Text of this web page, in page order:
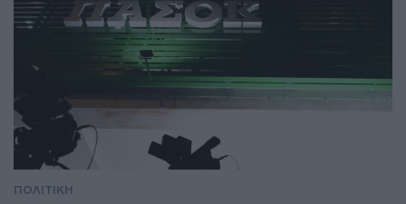
ΠΟΛΙΤΙΚΗ